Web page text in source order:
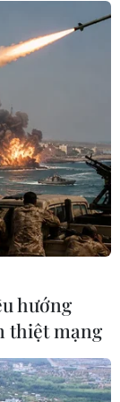
hướng
thiệt mạng